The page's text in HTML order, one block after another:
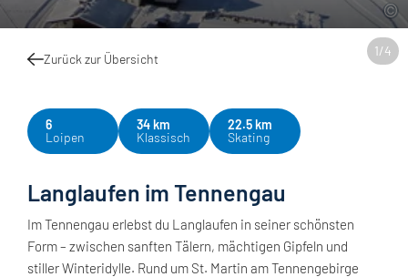
1/4
Zurück zur Übersicht
6
Loipen
34 km
Klassisch
22.5 km
Skating
Langlaufen im Tennengau
Im Tennengau erlebst du Langlaufen in seiner schönsten
Form – zwischen sanften Tälern, mächtigen Gipfeln und
stiller Winteridylle. Rund um St. Martin am Tennengebirge